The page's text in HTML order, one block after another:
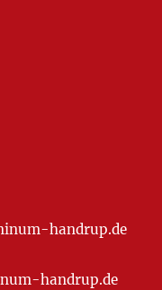
handrup.de
handrup.de